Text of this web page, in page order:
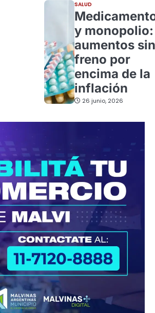
SALUD
y monopolio:
aumentos sin
freno por
encima de la
inflación
26 junio, 2026